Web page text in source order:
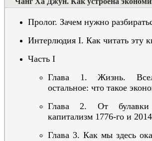
Пролог. Зачем нужно
Интерлюдия I. Как читать эту
Часть I
Глава 1. Жизнь.
остальное: что такое
Глава 2. От
капитализм 1776-го и
Глава 3. Как мы здесь